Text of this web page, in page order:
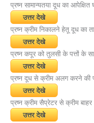
प्रष्न सामान्यतया दूध का आपेक्षित
उत्तर देखे
प्रष्न क्रीम निकालने हेतू दूध का
उत्तर देखे
प्रष्न कपूर को तुलसी के पत्तों के
उत्तर देखे
प्रष्न दूध से क्रीम अलग करने की
उत्तर देखे
प्रष्न क्रीम सैप्रेटर से क्रीम
उत्तर देखे